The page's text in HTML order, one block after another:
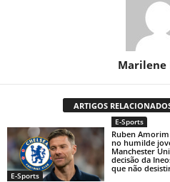
Marilene
ARTIGOS
E-Sports
E-Sports
Ruben
no humilde
Manchester
decisão da
que não